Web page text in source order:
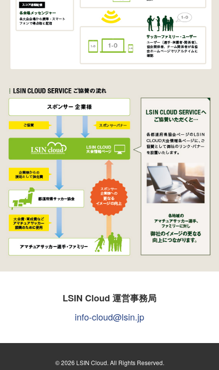
LSIN Cloud 運営事務局
info-cloud@lsin.jp
© 2026 LSIN Cloud. All Rights Reserved.